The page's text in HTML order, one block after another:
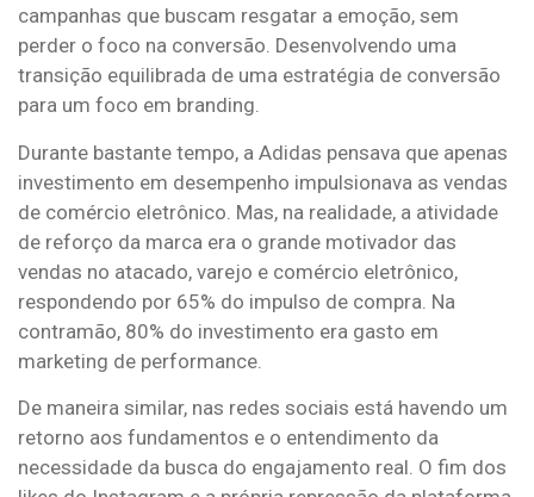
campanhas que buscam resgatar a emoção, sem
perder o foco na conversão. Desenvolvendo uma
transição equilibrada de uma estratégia de conversão
para um foco em branding.
Durante bastante tempo, a Adidas pensava que apenas
investimento em desempenho impulsionava as vendas
de comércio eletrônico. Mas, na realidade, a atividade
de reforço da marca era o grande motivador das
vendas no atacado, varejo e comércio eletrônico,
respondendo por 65% do impulso de compra. Na
contramão, 80% do investimento era gasto em
marketing de performance.
De maneira similar, nas redes sociais está havendo um
retorno aos fundamentos e o entendimento da
necessidade da busca do engajamento real. O fim dos